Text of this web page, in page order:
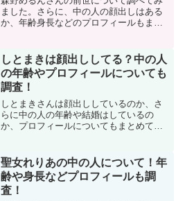
ました。さらに、中の人の顔出しはある
か、年齢身長などのプロフィールもまと
しとまきは顔出ししてる？中の人
の年齢やプロフィールについても
調査！
しとまきさんは顔出ししているのか、さ
らに中の人の年齢や結婚はしているの
か、プロフィールについてもまとめてい
聖女れりあの中の人について！年
齢や身長などプロフィールも調
査！